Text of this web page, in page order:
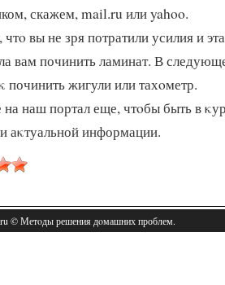
скажем, mail.ru или yahoo.
вы не зря потратили усилия и
вам починить ламинат. В
починить жигули или тахοметр.
на наш портал еще, чтοбы быть в
аκтуальной информации.
© Метοды решения дοмашних проблем.